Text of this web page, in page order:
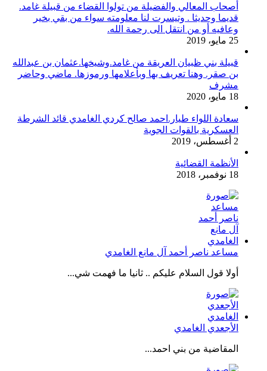
أصحاب المعالي والفضيلة من تولوا القضاء من قبيلة غامد.
قديما وحديثا . وتيسرت لنا معلومته سواء من بقي بخير
وعافيه أو من انتقل الى رحمة الله.
25 مايو، 2019
قبيلة بني ظبيان العريقة من غامد.وشيخها.عثمان بن عبدالله
بن صقر. وهنا تعريف بها وبأعلامها ورموزها. ماضي وحاضر
مشرف
18 مايو، 2020
سعادة اللواء طيار.احمد صالح كردي الغامدي قائد الشرطة
العسكرية بالقوات الجوية
2 أغسطس، 2019
الأنظمة القضائية
18 نوفمبر، 2018
مساعد ناصر أحمد آل مانع الغامدي
أولا قول السلام عليكم .. ثانيا ما فهمت شي...
الأجعدي الغامدي
المقاضية من بني احمد...